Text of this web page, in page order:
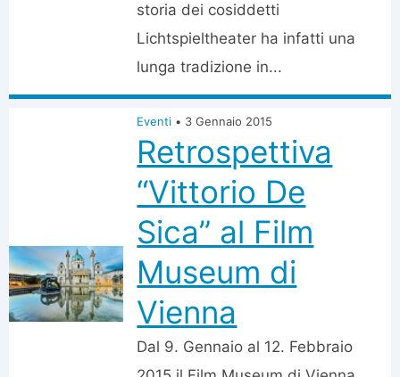
storia dei cosiddetti
Lichtspieltheater ha infatti una
lunga tradizione in...
Eventi • 3 Gennaio 2015
Retrospettiva
“Vittorio De
Sica” al Film
Museum di
Vienna
Dal 9. Gennaio al 12. Febbraio